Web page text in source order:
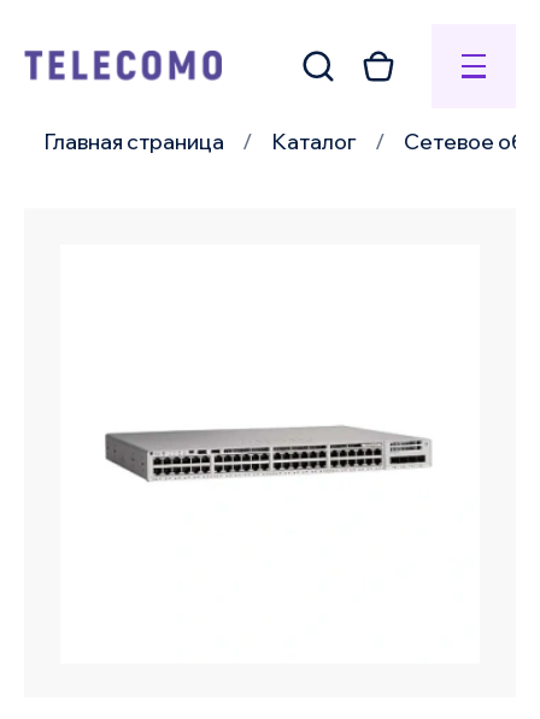
Главная страница Каталог Сетевое